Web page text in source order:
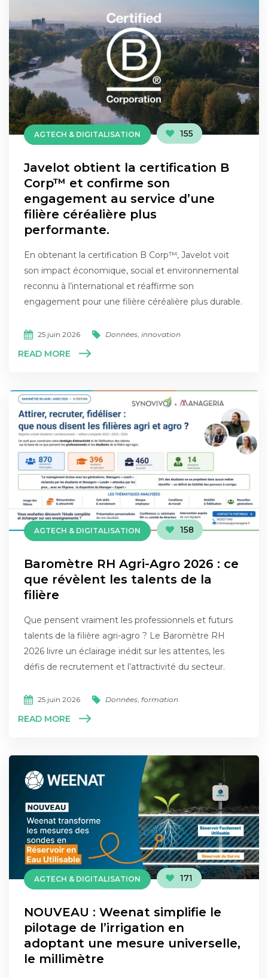
AGTECH & DIGITALISATION 155
Javelot obtient la certification B
Corp™ et confirme son
engagement au service d’une
filière céréalière plus
performante.
En obtenant la certification B Corp™, Javelot voit
son impact économique, social et environnemental
reconnu à l’international et réaffirme son
engagement pour une filière céréalière plus durable.
25 juin 2026 Données innovation
READ MORE
AGTECH & DIGITALISATION 158
Baromètre RH Agri-Agro 2026 : ce
que révèlent les talents de la
filière
Que pensent vraiment les professionnels et futurs
talents de la filière agri-agro ? Le Baromètre RH
2026 livre un éclairage inédit sur les attentes, les
défis de recrutement et l’attractivité du secteur.
25 juin 2026 Données, formation
READ MORE
AGTECH & DIGITALISATION 171
NOUVEAU : Weenat simplifie le
pilotage de l’irrigation en
adoptant une mesure universelle,
le millimètre